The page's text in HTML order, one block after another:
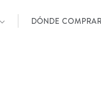
DÓNDE COMPRAR